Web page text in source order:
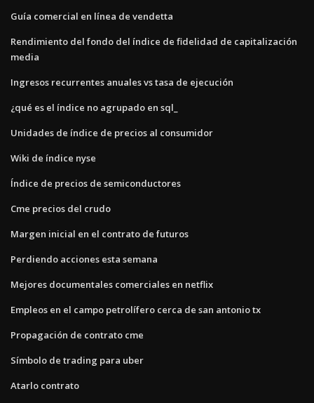
Guía comercial en línea de vendetta
Rendimiento del fondo del índice de fidelidad de capitalización
media
Ingresos recurrentes anuales vs tasa de ejecución
¿qué es el índice no agrupado en sql_
Unidades de índice de precios al consumidor
Wiki de índice nyse
Índice de precios de semiconductores
Cme precios del crudo
Margen inicial en el contrato de futuros
Perdiendo acciones esta semana
Mejores documentales comerciales en netflix
Empleos en el campo petrolífero cerca de san antonio tx
Propagación de contrato cme
Símbolo de trading para uber
Atarlo contrato